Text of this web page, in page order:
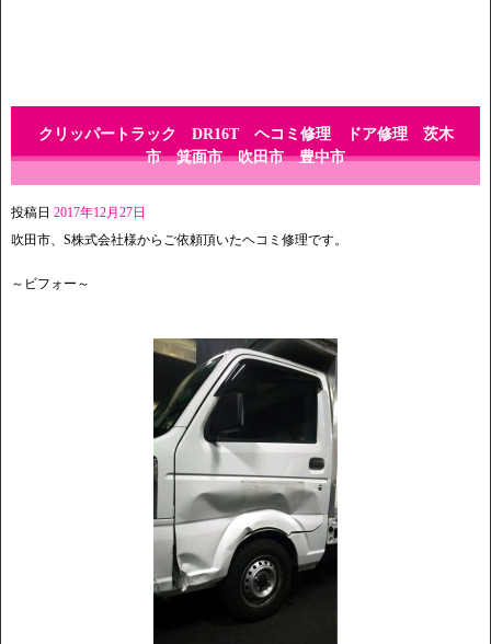
クリッパートラック DR16T ヘコミ修理 ドア修理 茨木
市 箕面市 吹田市 豊中市
投稿日 2017年12月27日
吹田市、S株式会社様からご依頼頂いたヘコミ修理です。
～ビフォー～